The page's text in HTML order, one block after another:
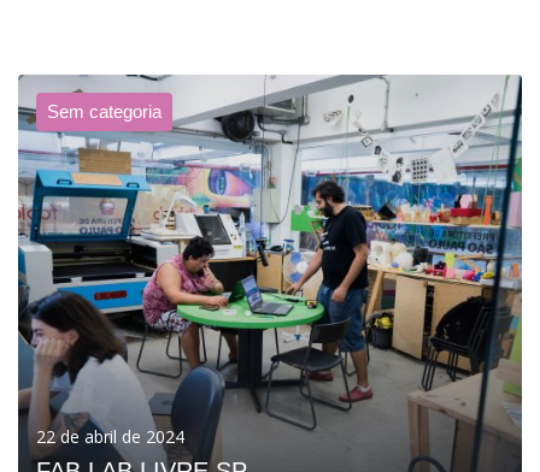
Sem categoria
22 de abril de 2024